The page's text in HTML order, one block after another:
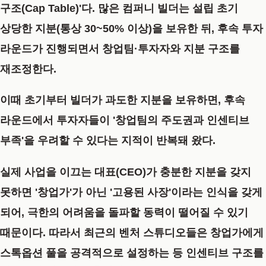
구조(Cap Table)'다. 많은 컴퍼니 빌더는 설립 초기
상당한 지분(통상 30~50% 이상)을 보유한 뒤, 후속 투자
라운드가 진행되면서 창업팀·투자자와 지분 구조를
재조정한다.
이때 초기부터 빌더가 과도한 지분을 보유하면, 후속
라운드에서 투자자들이 '창업팀의 주도권과 인센티브
부족'을 우려할 수 있다는 지적이 반복돼 왔다.
실제 사업을 이끄는 대표(CEO)가 충분한 지분을 갖지
못하면 '창업가'가 아닌 '고용된 사장'이라는 인식을 갖게
되어, 극한의 어려움을 돌파할 동력이 떨어질 수 있기
때문이다. 따라서 최근의 벤처 스튜디오들은 창업가에게
스톡옵션 풀을 공격적으로 설정하는 등 인센티브 구조를